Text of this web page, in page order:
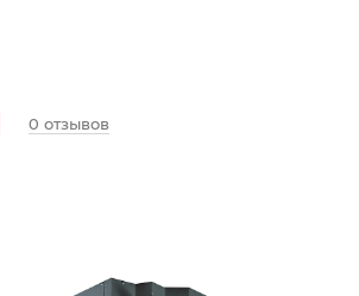
0 отзывов